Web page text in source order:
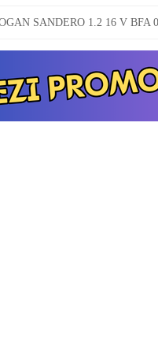
SANDERO 1.2 16 V BFA